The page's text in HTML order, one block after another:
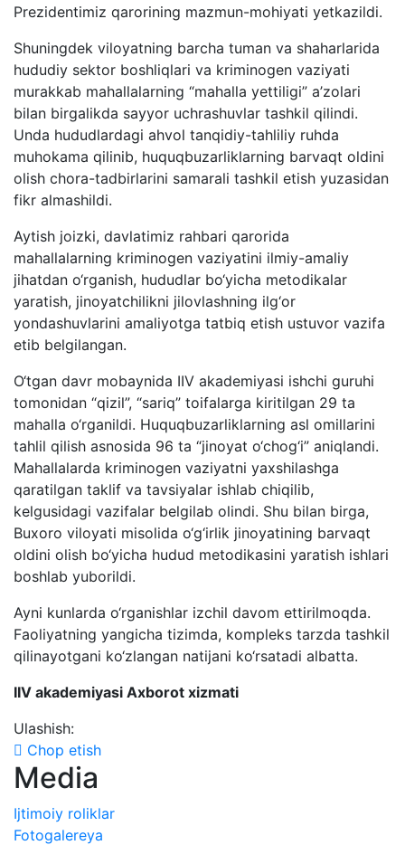
Prezidentimiz qarorining mazmun-mohiyati yetkazildi.
Shuningdek viloyatning barcha tuman va shaharlarida
hududiy sektor boshliqlari va kriminogen vaziyati
murakkab mahallalarning “mahalla yettiligi” a’zolari
bilan birgalikda sayyor uchrashuvlar tashkil qilindi.
Unda hududlardagi ahvol tanqidiy-tahliliy ruhda
muhokama qilinib, huquqbuzarliklarning barvaqt oldini
olish chora-tadbirlarini samarali tashkil etish yuzasidan
fikr almashildi.
Aytish joizki, davlatimiz rahbari qarorida
mahallalarning kriminogen vaziyatini ilmiy-amaliy
jihatdan o‘rganish, hududlar bo‘yicha metodikalar
yaratish, jinoyatchilikni jilovlashning ilg‘or
yondashuvlarini amaliyotga tatbiq etish ustuvor vazifa
etib belgilangan.
O‘tgan davr mobaynida IIV akademiyasi ishchi guruhi
tomonidan “qizil”, “sariq” toifalarga kiritilgan 29 ta
mahalla o‘rganildi. Huquqbuzarliklarning asl omillarini
tahlil qilish asnosida 96 ta “jinoyat o‘chog‘i” aniqlandi.
Mahallalarda kriminogen vaziyatni yaxshilashga
qaratilgan taklif va tavsiyalar ishlab chiqilib,
kelgusidagi vazifalar belgilab olindi. Shu bilan birga,
Buxoro viloyati misolida o‘g‘irlik jinoyatining barvaqt
oldini olish bo‘yicha hudud metodikasini yaratish ishlari
boshlab yuborildi.
Ayni kunlarda o‘rganishlar izchil davom ettirilmoqda.
Faoliyatning yangicha tizimda, kompleks tarzda tashkil
qilinayotgani ko‘zlangan natijani ko‘rsatadi albatta.
IIV akademiyasi Axborot xizmati
Ulashish:
Chop etish
Media
Ijtimoiy roliklar
Fotogalereya